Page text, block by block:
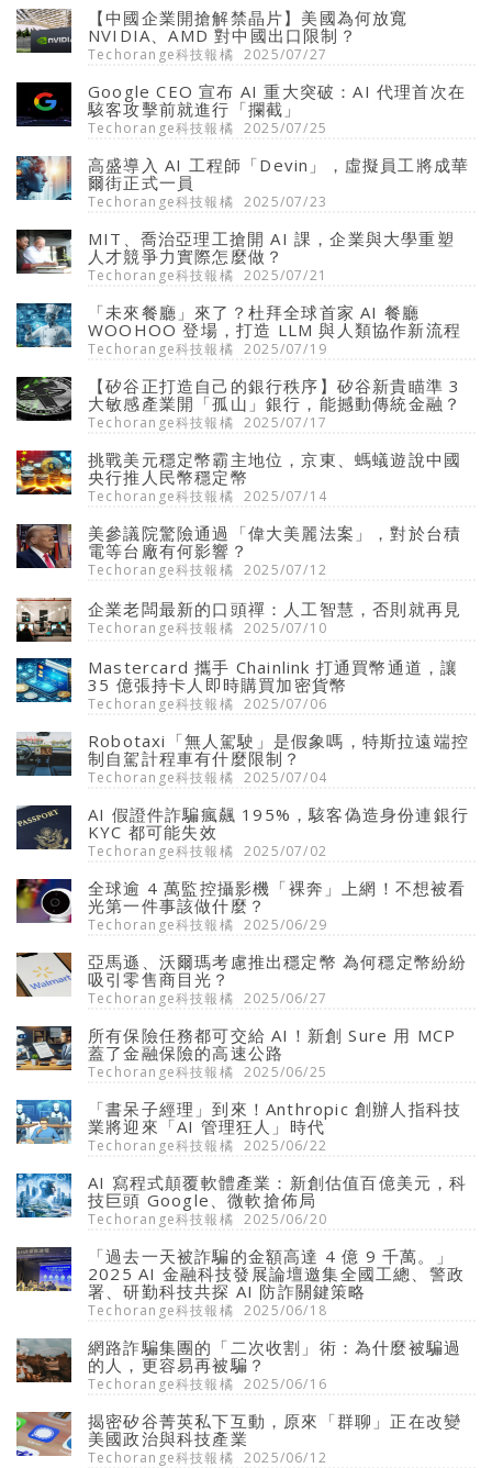
【中國企業開搶解禁晶片】美國為何放寬
NVIDIA、AMD 對中國出口限制？
Techorange科技報橘 2025/07/27
Google CEO 宣布 AI 重大突破：AI 代理首次在
駭客攻擊前就進行「攔截」
Techorange科技報橘 2025/07/25
高盛導入 AI 工程師「Devin」，虛擬員工將成華
爾街正式一員
Techorange科技報橘 2025/07/23
MIT、喬治亞理工搶開 AI 課，企業與大學重塑
人才競爭力實際怎麼做？
Techorange科技報橘 2025/07/21
「未來餐廳」來了？杜拜全球首家 AI 餐廳
WOOHOO 登場，打造 LLM 與人類協作新流程
Techorange科技報橘 2025/07/19
【矽谷正打造自己的銀行秩序】矽谷新貴瞄準 3
大敏感產業開「孤山」銀行，能撼動傳統金融？
Techorange科技報橘 2025/07/17
挑戰美元穩定幣霸主地位，京東、螞蟻遊說中國
央行推人民幣穩定幣
Techorange科技報橘 2025/07/14
美參議院驚險通過「偉大美麗法案」，對於台積
電等台廠有何影響？
Techorange科技報橘 2025/07/12
企業老闆最新的口頭禪：人工智慧，否則就再見
Techorange科技報橘 2025/07/10
Mastercard 攜手 Chainlink 打通買幣通道，讓
35 億張持卡人即時購買加密貨幣
Techorange科技報橘 2025/07/06
Robotaxi「無人駕駛」是假象嗎，特斯拉遠端控
制自駕計程車有什麼限制？
Techorange科技報橘 2025/07/04
AI 假證件詐騙瘋飆 195%，駭客偽造身份連銀行
KYC 都可能失效
Techorange科技報橘 2025/07/02
全球逾 4 萬監控攝影機「裸奔」上網！不想被看
光第一件事該做什麼？
Techorange科技報橘 2025/06/29
亞馬遜、沃爾瑪考慮推出穩定幣 為何穩定幣紛紛
吸引零售商目光？
Techorange科技報橘 2025/06/27
所有保險任務都可交給 AI！新創 Sure 用 MCP
蓋了金融保險的高速公路
Techorange科技報橘 2025/06/25
「書呆子經理」到來！Anthropic 創辦人指科技
業將迎來「AI 管理狂人」時代
Techorange科技報橘 2025/06/22
AI 寫程式顛覆軟體產業：新創估值百億美元，科
技巨頭 Google、微軟搶佈局
Techorange科技報橘 2025/06/20
「過去一天被詐騙的金額高達 4 億 9 千萬。」
2025 AI 金融科技發展論壇邀集全國工總、警政
署、研勤科技共探 AI 防詐關鍵策略
Techorange科技報橘 2025/06/18
網路詐騙集團的「二次收割」術：為什麼被騙過
的人，更容易再被騙？
Techorange科技報橘 2025/06/16
揭密矽谷菁英私下互動，原來「群聊」正在改變
美國政治與科技產業
Techorange科技報橘 2025/06/12